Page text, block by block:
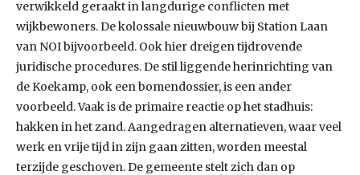
verwikkeld geraakt in langdurige conflicten met
wijkbewoners. De kolossale nieuwbouw bij Station Laan
van NOI bijvoorbeeld. Ook hier dreigen tijdrovende
juridische procedures. De stil liggende herinrichting van
de Koekamp, ook een bomendossier, is een ander
voorbeeld. Vaak is de primaire reactie op het stadhuis:
hakken in het zand. Aangedragen alternatieven, waar veel
werk en vrije tijd in zijn gaan zitten, worden meestal
terzijde geschoven. De gemeente stelt zich dan op